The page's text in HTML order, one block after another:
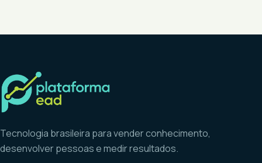
Tecnologia brasileira para vender conhecimento,
desenvolver pessoas e medir resultados.